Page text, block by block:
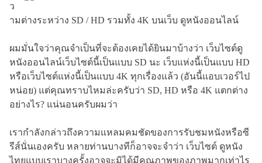
ว
ามต่างระหว่าง SD / HD รวมทั้ง 4K บนเว็บ ดูหนังออนไลน์
ผมมั่นใจว่าคุณจำเป็นที่จะต้องเคยได้ยินมาบ้างว่า เว็บไซต์ดู
หนังออนไลน์เว็บไซต์นี้เป็นแบบ SD นะ เว็บแห่งนี้เป็นแบบ HD
หรือเว็บไซต์แห่งนี้เป็นแบบ 4K ทุกเรื่องแล้ว (อันนี้แอบเวอร์ไป
หน่อย) แต่คุณทราบไหมล่ะครับว่า SD, HD หรือ 4K แตกต่าง
อย่างไร? แน่นอนครับผมว่า
เรากำลังกล่าวถึงความแหลมคมชัดของการรับชมหนังหรือซี
รีส์นั่นเองครับ หลายท่านบางทีก็อาจจะจำว่า เว็บไซต์ ดูหนัง
ไทยแบบเราบางครั้งอาจจะมิได้มีคุณภาพของภาพมากเท่าไร